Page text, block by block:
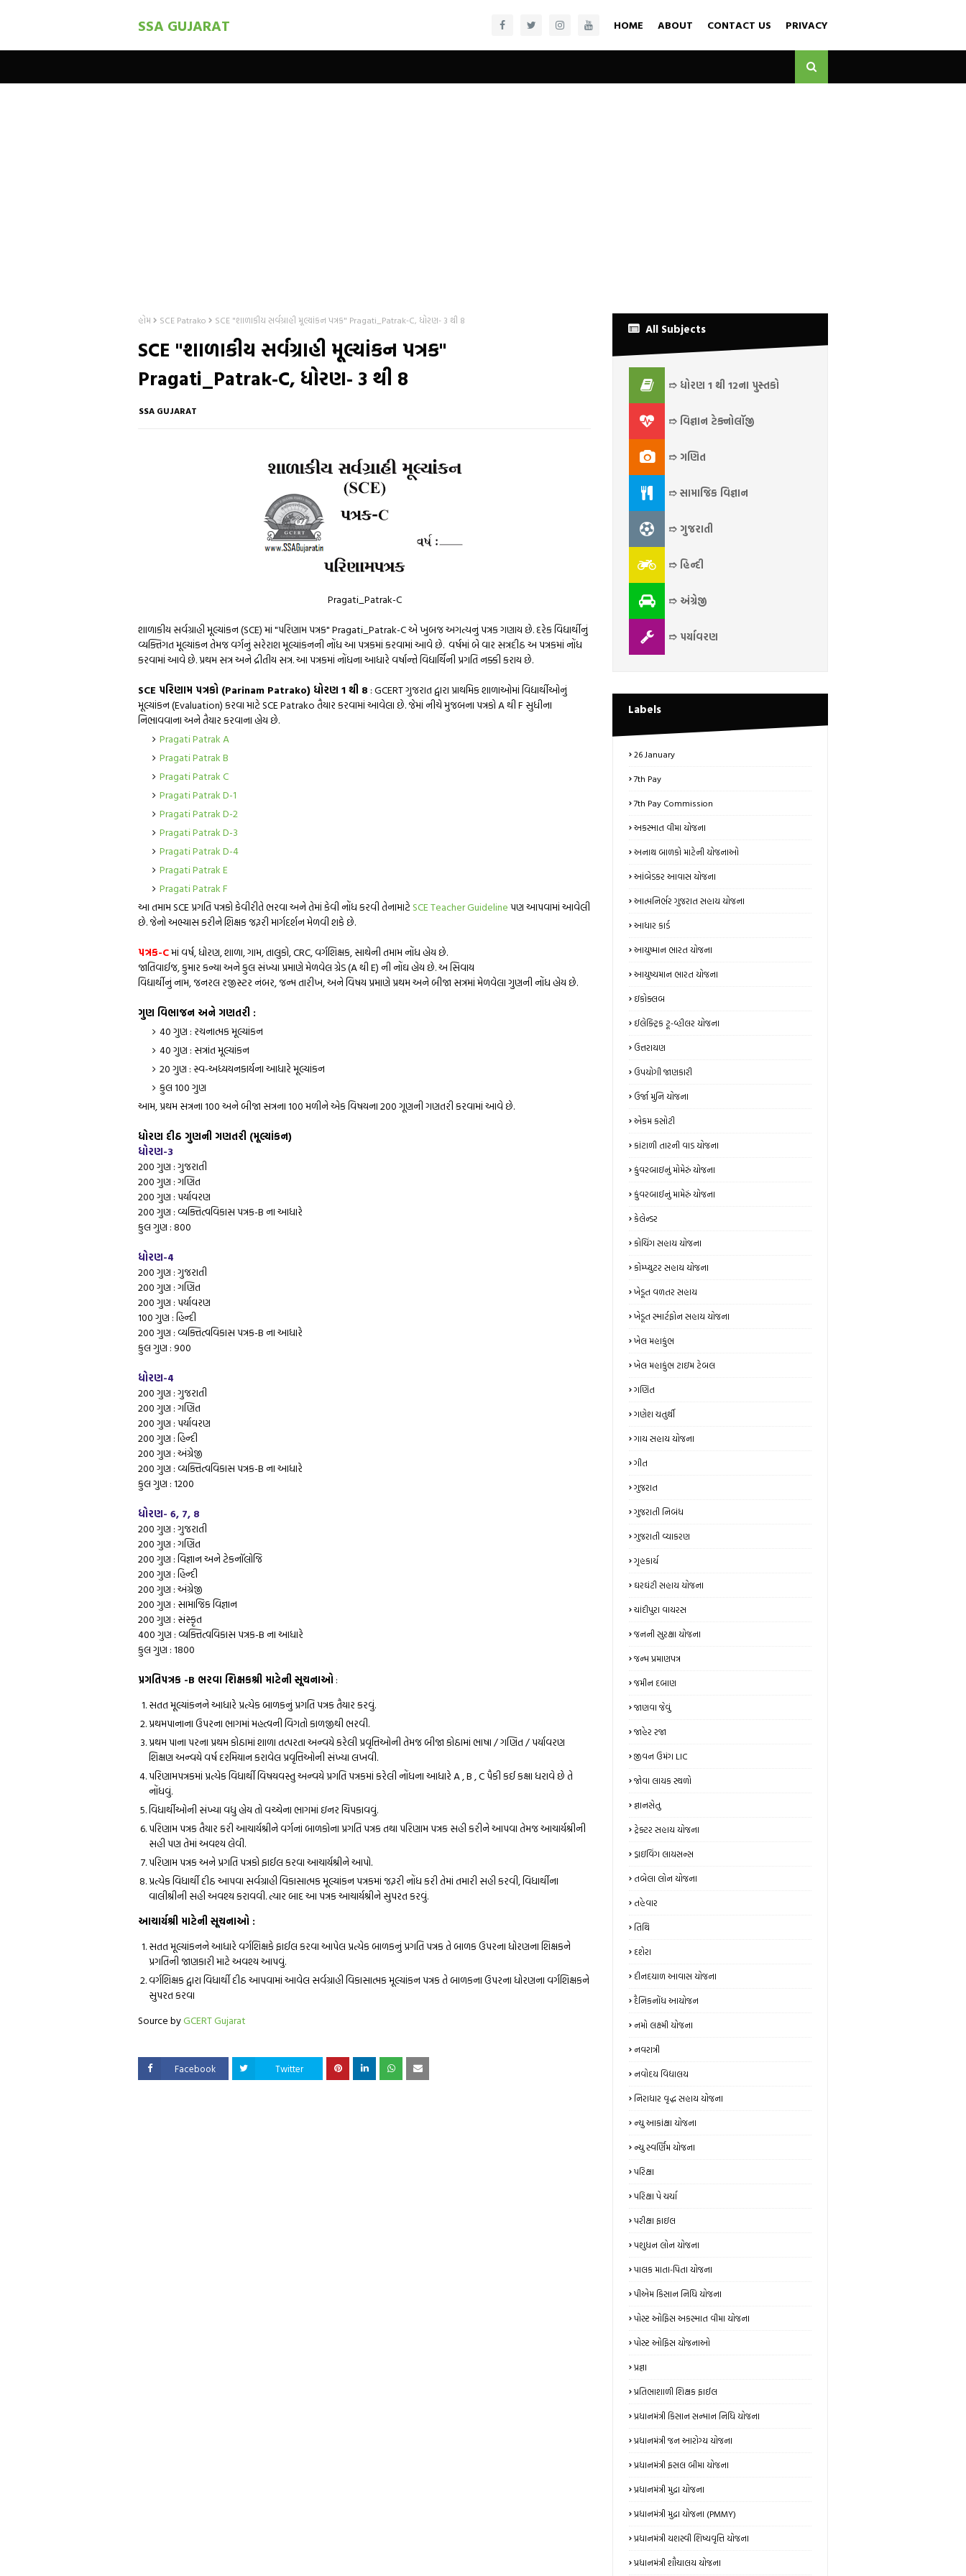
SSA GUJARAT HOME ABOUT CONTACT US PRIVACY
હોમ SCE Patrako SCE "શાળાકીય સર્વગ્રાહી મૂલ્યાંકન પત્રક" Pragati_Patrak-C, ધોરણ- 3 થી 8
SCE "શાળાકીય સર્વગ્રાહી મૂલ્યાંકન પત્રક"
Pragati_Patrak-C, ધોરણ- 3 થી 8
SSA GUJARAT
Pragati_Patrak-C
શાળાકીય સર્વગ્રાહી મૂલ્યાંકન (SCE) માં "પરિણામ પત્રક" Pragati_Patrak-C એ ખુબજ અગત્યનું પત્રક ગણાય છે. દરેક વિદ્યાર્થીનું
વ્યક્તિગત મૂલ્યાંકન તેમજ વર્ગનું સરેરાશ મૂલ્યાંકનની નોંધ આ પત્રકમાં કરવામાં આવે છે. વર્ષમાં બે વાર સત્રદીઠ અ પત્રકમાં નોંધ
કરવામાં આવે છે. પ્રથમ સત્ર અને દ્રીતીય સત્ર. આ પત્રકમાં નોંધના આધારે વર્ષાન્તે વિદ્યાર્થિની પ્રગતિ નક્કી કરાય છે.
SCE પરિણામ પત્રકો (Parinam Patrako) ધોરણ 1 થી 8 : GCERT ગુજરાત દ્વારા પ્રાથમિક શાળાઓમાં વિદ્યાર્થીઓનું
મૂલ્યાંકન (Evaluation) કરવા માટે SCE Patrako તૈયાર કરવામાં આવેલા છે. જેમાં નીચે મુજબના પત્રકો A થી F સુધીના
નિભાવવાના અને તૈયાર કરવાના હોય છે.
Pragati Patrak A
Pragati Patrak B
Pragati Patrak C
Pragati Patrak D-1
Pragati Patrak D-2
Pragati Patrak D-3
Pragati Patrak D-4
Pragati Patrak E
Pragati Patrak F
આ તમામ SCE પ્રગતિ પત્રકો કેવીરીતે ભરવા અને તેમાં કેવી નોંધ કરવી તેનામાટે SCE Teacher Guidelineપણ આપવામાં આવેલી
છે. જેનો અભ્યાસ કરીને શિક્ષક જરૂરી માર્ગદર્શન મેળવી શકે છે.
પત્રક-Cમાં વર્ષ, ધોરણ, શાળા, ગામ, તાલુકો, CRC, વર્ગશિક્ષક, સાથેની તમામ નોંધ હોય છે.
જાતિવાઈજ, કુમાર કન્યા અને કુલ સંખ્યા પ્રમાણે મેળવેલ ગ્રેડ (A થી E) ની નોંઘ હોય છે. અ સિવાય
વિદ્યાર્થીનું નામ, જનરલ રજીસ્ટર નંબર, જન્મ તારીખ, અને વિષય પ્રમાણે પ્રથમ અને બીજા સત્રમાં મેળવેલા ગુણની નોંધ હોય છે.
ગુણ વિભાજન અને ગણતરી :
40 ગુણ : રચનાત્મક મૂલ્યાંકન
40 ગુણ : સત્રાંત મૂલ્યાંકન
20 ગુણ : સ્વ-અધ્યયનકાર્યના આધારે મૂલ્યાંકન
કુલ 100 ગુણ
આમ, પ્રથમ સત્રના 100 અને બીજા સત્રના 100 મળીને એક વિષયના 200 ગૂણની ગણતરી કરવામાં આવે છે.
ધોરણ દીઠ ગુણની ગણતરી (મૂલ્યાંકન)
ધોરણ-3
200 ગુણ : ગુજરાતી
200 ગુણ : ગણિત
200 ગુણ : પર્યાવરણ
200 ગુણ : વ્યક્તિત્વવિકાસ પત્રક-B ના આધારે
કુલ ગુણ : 800
ધોરણ-4
200 ગુણ : ગુજરાતી
200 ગુણ : ગણિત
200 ગુણ : પર્યાવરણ
100 ગુણ : હિન્દી
200 ગુણ : વ્યક્તિત્વવિકાસ પત્રક-B ના આધારે
કુલ ગુણ : 900
ધોરણ-4
200 ગુણ : ગુજરાતી
200 ગુણ : ગણિત
200 ગુણ : પર્યાવરણ
200 ગુણ : હિન્દી
200 ગુણ : અંગ્રેજી
200 ગુણ : વ્યક્તિત્વવિકાસ પત્રક-B ના આધારે
કુલ ગુણ : 1200
ધોરણ- 6, 7, 8
200 ગુણ : ગુજરાતી
200 ગુણ : ગણિત
200 ગુણ : વિજ્ઞાન અને ટેકનૉલોજિ
200 ગુણ : હિન્દી
200 ગુણ : અંગ્રેજી
200 ગુણ : સામાજિક વિજ્ઞાન
200 ગુણ : સંસ્કૃત
400 ગુણ : વ્યક્તિત્વવિકાસ પત્રક-B ના આધારે
કુલ ગુણ : 1800
પ્રગતિપત્રક -B ભરવા શિક્ષકશ્રી માટેની સૂચનાઓ :
સતત મૂલ્યાંકનને આધારે પ્રત્યેક બાળકનું પ્રગતિ પત્રક તૈયાર કરવું.
પ્રથમપાનાના ઉપરના ભાગમાં મહત્વની વિગતો કાળજીથી ભરવી.
પ્રથમ પાના પરના પ્રથમ કોઠામાં શાળા તત્પરતા અન્વયે કરેલી પ્રવૃત્તિઓની તેમજ બીજા કોઠામાં ભાષા / ગણિત / પર્યાવરણ
શિક્ષણ અન્વયે વર્ષ દરમિયાન કરાવેલ પ્રવૃત્તિઓની સંખ્યા લખવી.
પરિણામપત્રકમાં પ્રત્યેક વિધાર્થી વિષયવસ્તુ અન્વયે પ્રગતિ પત્રકમાં કરેલી નોંધના આધારે A , B , C પૈકી કઈ કક્ષા ધરાવે છે તે
નોંધવું.
વિધાર્થીઓની સંખ્યા વધુ હોય તો વચ્ચેના ભાગમાં ઇનર ચિપકાવવું.
પરિણામ પત્રક તૈયાર કરી આચાર્યશ્રીને વર્ગનાં બાળકોના પ્રગતિ પત્રક તથા પરિણામ પત્રક સહી કરીને આપવા તેમજ આચાર્યશ્રીની
સહી પણ તેમાં અવશ્ય લેવી.
પરિણામ પત્રક અને પ્રગતિ પત્રકો ફાઈલ કરવા આચાર્યશ્રીને આપો.
પ્રત્યેક વિધાર્થી દીઠ આપવા સર્વગ્રાહી વિકાસાત્મક મૂલ્યાંકન પત્રકમાં જરૂરી નોંધ કરી તેમાં તમારી સહી કરવી, વિધાર્થીના
વાલીશ્રીની સહી અવશ્ય કરાવવી. ત્યાર બાદ આ પત્રક આચાર્યશ્રીને સુપરત કરવું.
આચાર્યશ્રી માટેની સૂચનાઓ :
સતત મૂલ્યાંકનને આધારે વર્ગશિક્ષકે ફાઈલ કરવા આપેલ પ્રત્યેક બાળકનું પ્રગતિ પત્રક તે બાળક ઉપરના ધોરણના શિક્ષકને
પ્રગતિની જાણકારી માટે અવશ્ય આપવું.
વર્ગશિક્ષક દ્વારા વિધાર્થી દીઠ આપવામાં આવેલ સર્વગ્રાહી વિકાસાત્મક મૂલ્યાંકન પત્રક તે બાળકના ઉપરના ધોરણના વર્ગશિક્ષકને
સુપરત કરવા
Source byGCERT Gujarat
Facebook Twitter
All Subjects
➱ ધોરણ 1 થી 12ના પુસ્તકો
➱ વિજ્ઞાન ટેક્નોલૉજી
➱ ગણિત
➱ સામાજિક વિજ્ઞાન
➱ ગુજરાતી
➱ હિન્દી
➱ અંગ્રેજી
➱ પર્યાવરણ
Labels
26 January
7th Pay
7th Pay Commission
અકસ્માત વીમા યોજના
અનાથ બાળકો માટેની યોજનાઓ
આંબેડકર આવાસ યોજના
આત્મનિર્ભર ગુજરાત સહાય યોજના
આધાર કાર્ડ
આયુષ્માન ભારત યોજના
આયુષ્યમાન ભારત યોજના
ઇકોક્લબ
ઈલેક્ટ્રિક ટૂ-વ્હીલર યોજના
ઉત્તરાયણ
ઉપયોગી જાણકારી
ઉર્જા મુનિ યોજના
એકમ કસોટી
કાંટાળી તારની વાડ યોજના
કુંવરબાઇનું મોમેરું યોજના
કુંવરબાઈનું મામેરું યોજના
કેલેન્ડર
કોચિંગ સહાય યોજના
કોમ્પ્યુટર સહાય યોજના
ખેડૂત વળતર સહાય
ખેડૂત સ્માર્ટફોન સહાય યોજના
ખેલ મહાકુંભ
ખેલ મહાકુંભ ટાઇમ ટેબલ
ગણિત
ગણેશ ચતુર્થી
ગાય સહાય યોજના
ગીત
ગુજરાત
ગુજરાતી નિબંધ
ગુજરાતી વ્યાકરણ
ગૃહકાર્ય
ઘરઘંટી સહાય યોજના
ચાંદીપુરા વાયરસ
જનની સુરક્ષા યોજના
જન્મ પ્રમાણપત્ર
જમીન દબાણ
જાણવા જેવું
જાહેર રજા
જીવન ઉમંગ LIC
જોવા લાયક સ્થળો
જ્ઞાનસેતુ
ટ્રેક્ટર સહાય યોજના
ડ્રાઇવિંગ લાયસન્સ
તબેલા લોન યોજના
તહેવાર
તિથિ
દશેરા
દીનદયાળ આવાસ યોજના
દૈનિકનોંધ આયોજન
નમો લક્ષ્મી યોજના
નવરાત્રી
નવોદય વિદ્યાલય
નિરાધાર વૃદ્ધ સહાય યોજના
ન્‍યુ આકાંક્ષા યોજના
ન્યુ સ્‍વર્ણિમ યોજના
પરિક્ષા
પરિક્ષા પે ચર્ચા
પરીક્ષા ફાઇલ
પશુધન લોન યોજના
પાલક માતા-પિતા યોજના
પીએમ કિસાન નિધિ યોજના
પોસ્ટ ઓફિસ અકસ્માત વીમા યોજના
પોસ્ટ ઓફિસ યોજનાઓ
પ્રજ્ઞા
પ્રતિભાશાળી શિક્ષક ફાઈલ
પ્રધાનમંત્રી કિસાન સન્માન નિધિ યોજના
પ્રધાનમંત્રી જન આરોગ્ય યોજના
પ્રધાનમંત્રી ફસલ બીમા યોજના
પ્રધાનમંત્રી મુદ્રા યોજના
પ્રધાનમંત્રી મુદ્રા યોજના (PMMY)
પ્રધાનમંત્રી યશસ્વી શિષ્યવૃત્તિ યોજના
પ્રધાનમંત્રી શૌચાલય યોજના